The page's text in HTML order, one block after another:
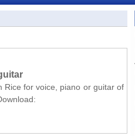
Rice for voice, piano or guitar of